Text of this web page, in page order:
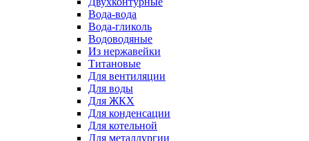
Вода-вода
Вода-гликоль
Водоводяные
Из нержавейки
Титановые
Для вентиляции
Для воды
Для ЖКХ
Для конденсации
Для котельной
Для металлургии